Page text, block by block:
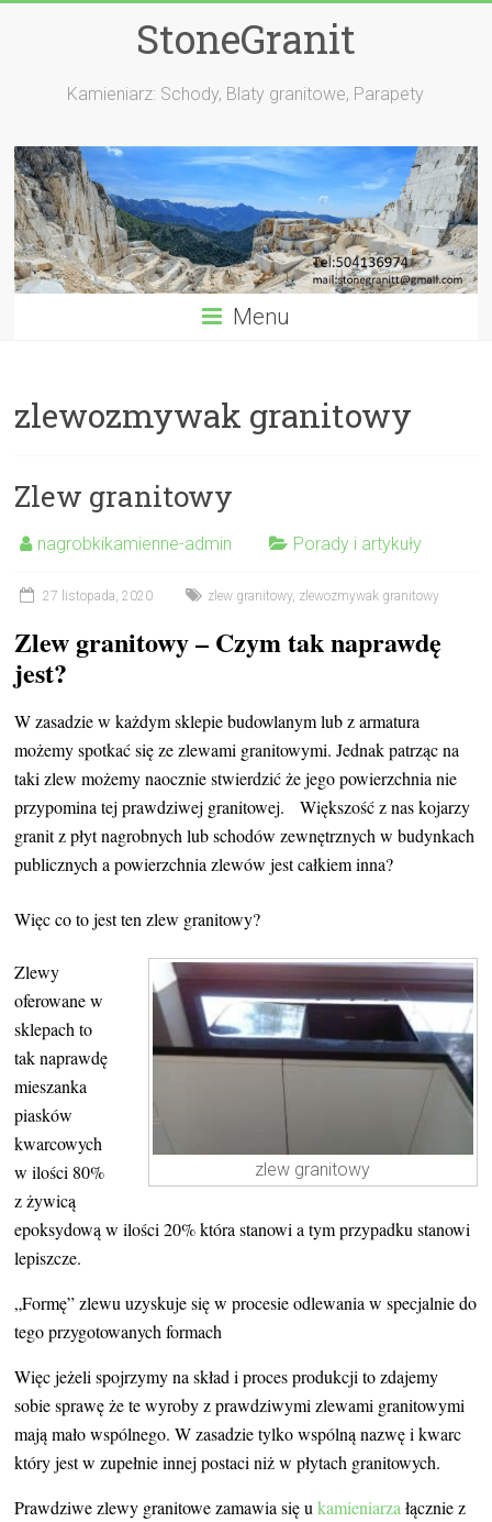
StoneGranit
Kamieniarz: Schody, Blaty granitowe, Parapety
Menu
zlewozmywak granitowy
Zlew granitowy
nagrobkikamienne-admin Porady i artykuły
27 listopada, 2020 zlew granitowy, zlewozmywak granitowy
Zlew granitowy – Czym tak naprawdę
jest?
W zasadzie w każdym sklepie budowlanym lub z armatura
możemy spotkać się ze zlewami granitowymi. Jednak patrząc na
taki zlew możemy naocznie stwierdzić że jego powierzchnia nie
przypomina tej prawdziwej granitowej. Większość z nas kojarzy
granit z płyt nagrobnych lub schodów zewnętrznych w budynkach
publicznych a powierzchnia zlewów jest całkiem inna?
Więc co to jest ten zlew granitowy?
zlew granitowy
Zlewy
oferowane w
sklepach to
tak naprawdę
mieszanka
piasków
kwarcowych
w ilości 80%
z żywicą
epoksydową w ilości 20% która stanowi a tym przypadku stanowi
lepiszcze.
„Formę” zlewu uzyskuje się w procesie odlewania w specjalnie do
tego przygotowanych formach
Więc jeżeli spojrzymy na skład i proces produkcji to zdajemy
sobie sprawę że te wyroby z prawdziwymi zlewami granitowymi
mają mało wspólnego. W zasadzie tylko wspólną nazwę i kwarc
który jest w zupełnie innej postaci niż w płytach granitowych.
Prawdziwe zlewy granitowe zamawia się ukamieniarza łącznie z